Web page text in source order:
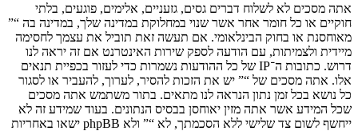
אתה מסכים לא לשלוח דברים גסים, גזעניים, אלימים, פוגעים, בלתי
חוקיים או כל חומר אחר אשר שנוי במחלוקת במדינה שלך, במדינה בה “”
מאוחסנת או בחוק הבינלאומי. אם תעשה זאת תוביל את עצמך לחסימה
מיידית ולצמיתות, עם הודעה לספק שירות האינטרנט אם זה יראה לנו
דרוש. כתובות ה־IP של כל ההודעות נשמרות כדי לעזור בכפיית תנאים
אלו. אתה מסכים של “” יש את הזכות להסיר, לערוך, להעביר או לסגור
כל נושא בכל זמן נתון הנראה לנו מתאים. בתור משתמש אתה מסכים
שכל המידע אשר אתה מזין יאוחסן בבסיס הנתונים. בעוד שמידע זה לא
ייחשף לשום צד שלישי ללא הסכמתך, לא “” ולא phpBB ישאו באחריות